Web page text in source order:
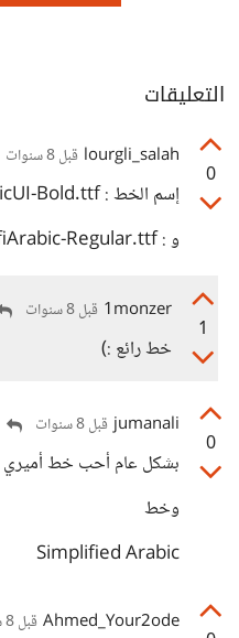
التعليقات
0
lourgli_salah قبل 8 سنوات
إسم الخط : NotoNaskhArabicUI-Bold.ttf
و : NotoKufiArabic-Regular.ttf
1
1monzer قبل 8 سنوات
خط رائع :)
0
jumanali قبل 8 سنوات
بشكل عام أحب خط أميري
وخط
Simplified Arabic
Ahmed_Your2ode قبل 8 سنوات